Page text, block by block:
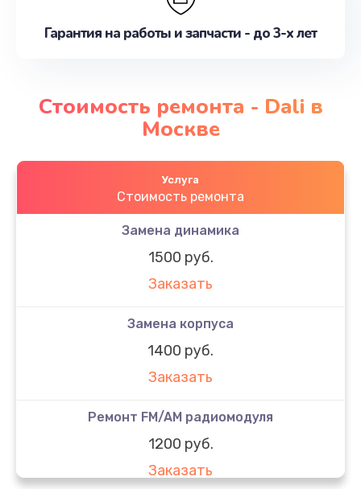
Гарантия на работы и запчасти - до 3-х лет
Стоимость ремонта - Dali в
Москве
Услуга
Стоимость ремонта
Замена динамика
1500 руб.
Заказать
Замена корпуса
1400 руб.
Заказать
Ремонт FM/AM радиомодуля
1200 руб.
Заказать